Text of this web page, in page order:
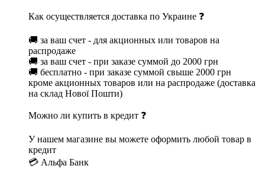
Как осуществляется доставка по Украине ❓
🚚 за ваш счет - для акционных или товаров на
распродаже
🚚 за ваш счет - при заказе суммой до 2000 грн
🚚 бесплатно - при заказе суммой свыше 2000 грн
кроме акционных товаров или на распродаже (доставка
на склад Нової Пошти)
Можно ли купить в кредит ❓
У нашем магазине вы можете оформить любой товар в
кредит
💳 Альфа Банк